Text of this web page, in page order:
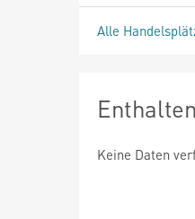
Alle
Keine Daten